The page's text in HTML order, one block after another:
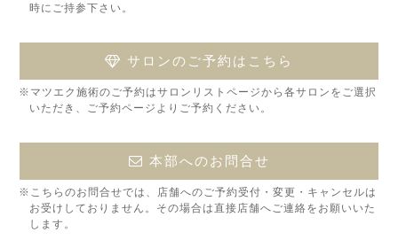
時にご持参下さい。
サロンのご予約はこちら
※マツエク施術のご予約はサロンリストページから各サロンをご選択
いただき、ご予約ページよりご予約ください。
本部へのお問合せ
※こちらのお問合せでは、店舗へのご予約受付・変更・キャンセルは
お受けしておりません。その場合は直接店舗へご連絡をお願いいた
します。